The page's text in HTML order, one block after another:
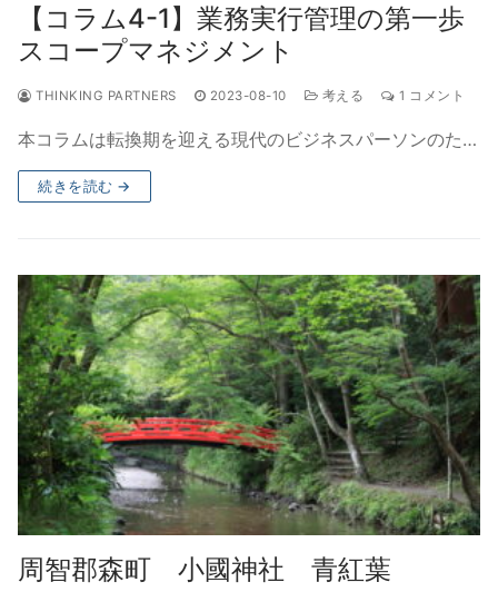
【コラム4-1】業務実行管理の第一歩
スコープマネジメント
THINKING PARTNERS 2023-08-10 考える 1 コメント
本コラムは転換期を迎える現代のビジネスパーソンのた…
続きを読む →
周智郡森町 小國神社 青紅葉